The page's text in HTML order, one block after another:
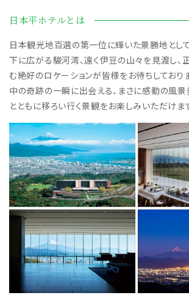
日本平ホテルとは
日本観光地百選の第一位に輝いた景勝地とし
下に広がる駿河湾、遠く伊豆の山々を見渡し
む絶好のロケーションが皆様をお待ちしており
中の奇跡の一瞬に出会える、まさに感動の風
とともに移ろい行く景観をお楽しみいただけま